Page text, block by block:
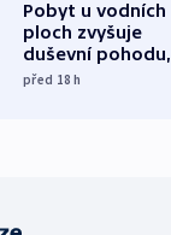
Pobyt u vodních
ploch zvyšuje
duševní pohodu,
ukázala
před 18h